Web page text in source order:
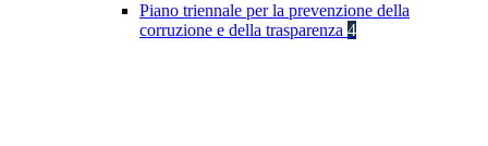
Piano triennale per la prevenzione della
corruzione e della trasparenza 4